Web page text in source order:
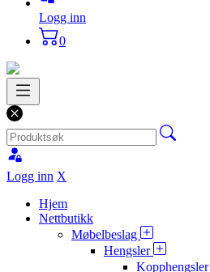
Logg inn
0
Logg inn X
Hjem
Nettbutikk
Møbelbeslag
Hengsler
Kopphengsler